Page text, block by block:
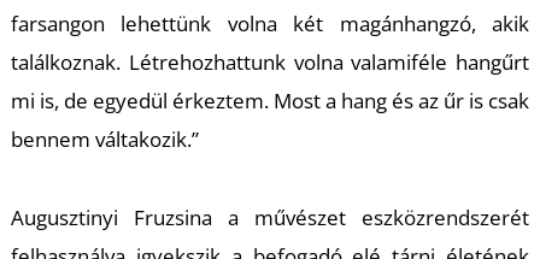
farsangon lehettünk volna két magánhangzó, akik
találkoznak. Létrehozhattunk volna valamiféle hangűrt
mi is, de egyedül érkeztem. Most a hang és az űr is csak
bennem váltakozik.”
Augusztinyi Fruzsina a művészet eszközrendszerét